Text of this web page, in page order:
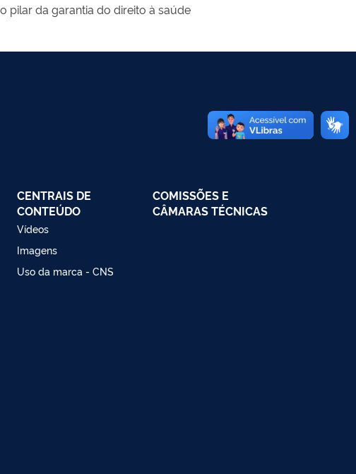
pilar da garantia do direito à saúde
CENTRAIS DE
CONTEÚDO
Vídeos
Imagens
Uso da marca - CNS
COMISSÕES E
CÂMARAS TÉCNICAS